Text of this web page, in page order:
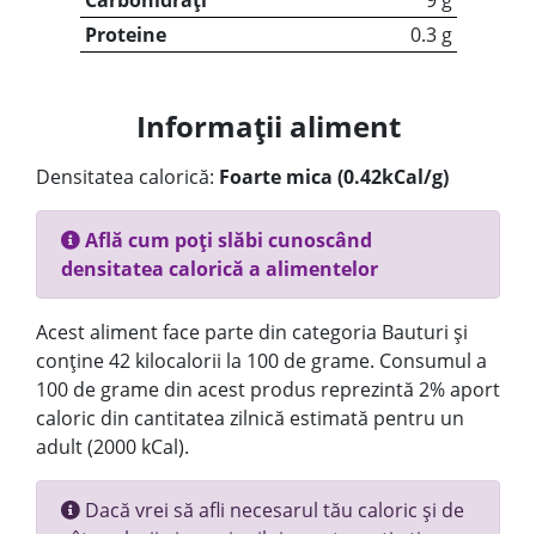
Proteine
0.3 g
Informații aliment
Densitatea calorică: Foarte mica (0.42kCal/g)
Află cum poți slăbi cunoscând
densitatea calorică a alimentelor
Acest aliment face parte din categoria Bauturi și
conține 42 kilocalorii la 100 de grame. Consumul a
100 de grame din acest produs reprezintă 2% aport
caloric din cantitatea zilnică estimată pentru un
adult (2000 kCal).
Dacă vrei să afli necesarul tău caloric și de